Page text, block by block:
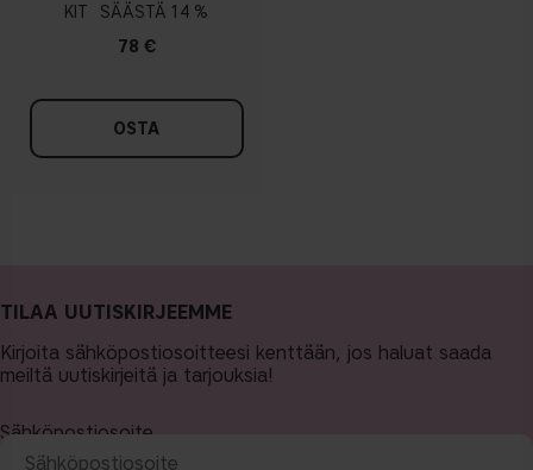
KIT
14 %
78 €
OSTA
TILAA UUTISKIRJEEMME
Kirjoita sähköpostiosoitteesi kenttään, jos haluat saada
meiltä uutiskirjeitä ja tarjouksia!
Sähköpostiosoite